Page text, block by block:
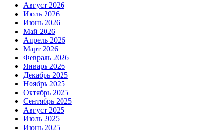
Август 2026
Июль 2026
Июнь 2026
Май 2026
Апрель 2026
Март 2026
Февраль 2026
Январь 2026
Декабрь 2025
Ноябрь 2025
Октябрь 2025
Сентябрь 2025
Август 2025
Июль 2025
Июнь 2025